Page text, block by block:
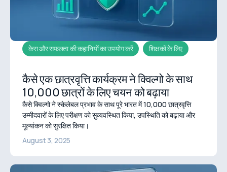
केस और सफलता की कहानियों का उपयोग करें शिक्षकों के लिए
कैसे एक छात्रवृत्ति कार्यक्रम ने क्विल्गो के साथ
10,000 छात्रों के लिए चयन को बढ़ाया
कैसे क्विल्गो ने स्केलेबल प्रभाव के साथ पूरे भारत में 10,000 छात्रवृत्ति
उम्मीदवारों के लिए परीक्षण को सुव्यवस्थित किया, उपस्थिति को बढ़ाया और
मूल्यांकन को सुरक्षित किया।
August 3, 2025